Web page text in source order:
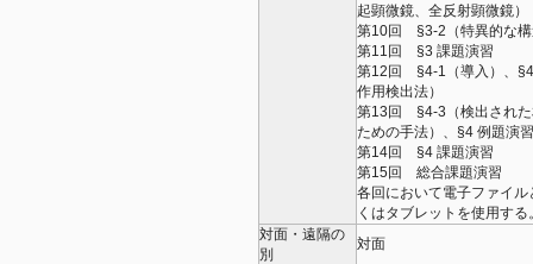
起顕微鏡、全反射顕微鏡）
第10回 §3-2（特異的な構
第11回 §3 課題演習
第12回 §4-1（導入）、
作用検出法）
第13回 §4-3（検出された
ための手法）、§4 例題演習
第14回 §4 課題演習
第15回 総合課題演習
各回において電子ファイ
くはタブレットを使用する
対面・遠隔の
別
対面